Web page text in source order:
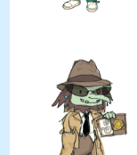
hacerle
de
maldades
utilizando
su magia.
Pinchón
con su
flauta
mágica,